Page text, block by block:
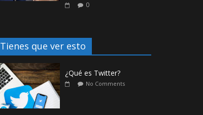
0
Tienes que ver esto
¿Qué es Twitter?
No Comments